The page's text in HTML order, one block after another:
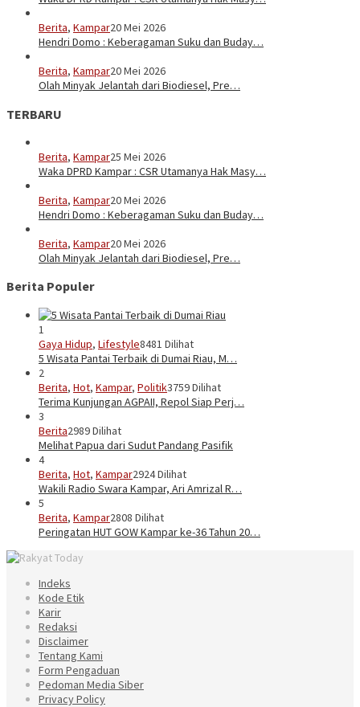
Berita, Kampar20 Mei 2026
Hendri Domo : Keberagaman Suku dan Buday…
Berita, Kampar20 Mei 2026
Olah Minyak Jelantah dari Biodiesel, Pre…
TERBARU
Berita, Kampar25 Mei 2026
Waka DPRD Kampar : CSR Utamanya Hak Masy…
Berita, Kampar20 Mei 2026
Hendri Domo : Keberagaman Suku dan Buday…
Berita, Kampar20 Mei 2026
Olah Minyak Jelantah dari Biodiesel, Pre…
Berita Populer
1
Gaya Hidup, Lifestyle8481 Dilihat
5 Wisata Pantai Terbaik di Dumai Riau, M…
2
Berita, Hot, Kampar, Politik3759 Dilihat
Terima Kunjungan AGPAII, Repol Siap Perj…
3
Berita2989 Dilihat
Melihat Papua dari Sudut Pandang Pasifik
4
Berita, Hot, Kampar2924 Dilihat
Wakili Radio Swara Kampar, Ari Amrizal R…
5
Berita, Kampar2808 Dilihat
Peringatan HUT GOW Kampar ke-36 Tahun 20…
Indeks
Kode Etik
Karir
Redaksi
Disclaimer
Tentang Kami
Form Pengaduan
Pedoman Media Siber
Privacy Policy